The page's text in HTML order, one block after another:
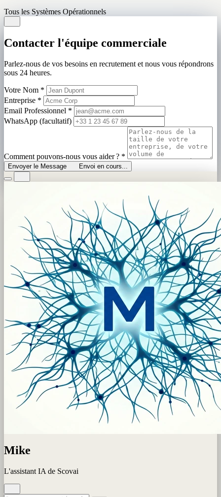
Tous les Systèmes Opérationnels
Contacter l'équipe commerciale
Parlez-nous de vos besoins en recrutement et nous vous répondrons
sous 24 heures.
Votre Nom *
Entreprise *
Email Professionnel *
WhatsApp (facultatif)
Comment pouvons-nous vous aider ? *
Envoyer le Message Envoi en cours...
Mike
L'assistant IA de Scovai